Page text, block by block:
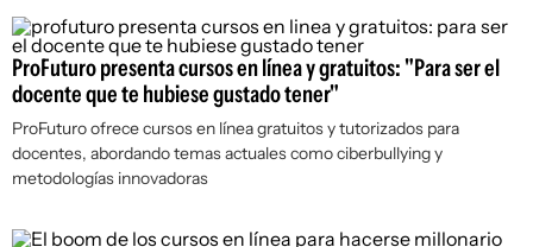
ProFuturo presenta cursos en línea y gratuitos: "Para ser el
docente que te hubiese gustado tener"
ProFuturo ofrece cursos en línea gratuitos y tutorizados para
docentes, abordando temas actuales como ciberbullying y
metodologías innovadoras